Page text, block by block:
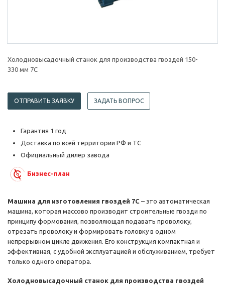
Холодновысадочный станок для производства гвоздей 150-
330 мм 7С
ОТПРАВИТЬ ЗАЯВКУ ЗАДАТЬ ВОПРОС
Гарантия 1 год
Доставка по всей территории РФ и ТС
Официальный дилер завода
Бизнес-план
Машина для изготовления гвоздей 7С – это автоматическая
машина, которая массово производит строительные гвозди по
принципу формования, позволяющая подавать проволоку,
отрезать проволоку и формировать головку в одном
непрерывном цикле движения. Его конструкция компактная и
эффективная, с удобной эксплуатацией и обслуживанием, требует
только одного оператора.
Холодновысадочный станок для производства гвоздей